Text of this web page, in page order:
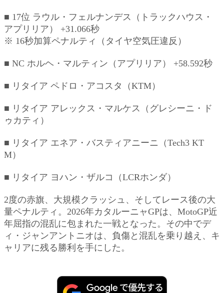
■ 17位 ラウル・フェルナンデス（トラックハウス・
アプリリア） +31.066秒
※ 16秒加算ペナルティ（タイヤ空気圧違反）
■ NC ホルヘ・マルティン（アプリリア） +58.592秒
■ リタイア ペドロ・アコスタ（KTM）
■ リタイア アレックス・マルケス（グレシーニ・ド
ゥカティ）
■ リタイア エネア・バスティアニーニ（Tech3 KT
M）
■ リタイア ヨハン・ザルコ（LCRホンダ）
2度の赤旗、大規模クラッシュ、そしてレース後の大
量ペナルティ。2026年カタルーニャGPは、MotoGP近
年屈指の混乱に包まれた一戦となった。その中でデ
ィ・ジャンアントニオは、負傷と混乱を乗り越え、キ
ャリアに残る勝利を手にした。